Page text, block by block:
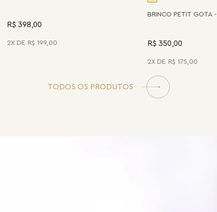
R$ 398,00
2 R$ 199,00
BRINCO PETIT GOTA
R$ 350,00
2 R$ 175,00
TODOS OS PRODUTOS